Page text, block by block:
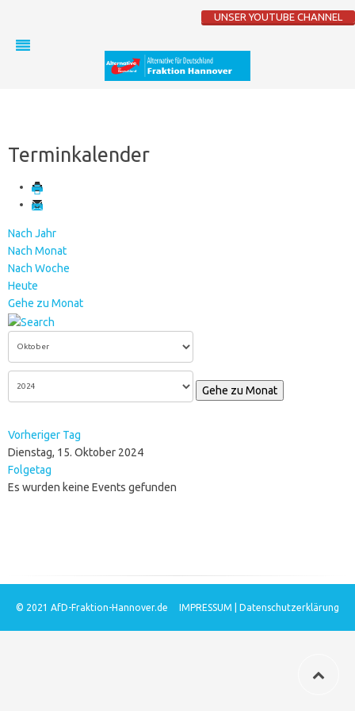
UNSER YOUTUBE CHANNEL
Terminkalender
Nach Jahr
Nach Monat
Nach Woche
Heute
Gehe zu Monat
Gehe zu Monat
Vorheriger Tag
Dienstag, 15. Oktober 2024
Folgetag
Es wurden keine Events gefunden
© 2021 AfD-Fraktion-Hannover.de IMPRESSUM Datenschutzerklärung